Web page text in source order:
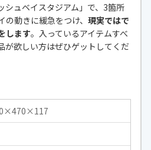
シュベイスタジアム」で、3箇所
動きに緩急をつけ、 現実ではで
します。入っているアイテムすべ
が欲しい方はぜひゲットしてくだ